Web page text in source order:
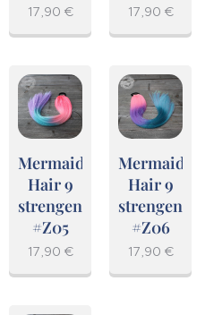
17,90 € 17,90 €
Mermaid
Hair 9
strengen
#Z05
17,90 €
Mermaid
Hair 9
strengen
#Z06
17,90 €